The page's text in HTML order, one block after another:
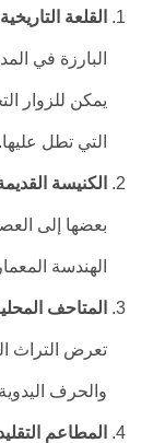
القلعة التاريخية
البارزة في
يمكن للزوار
التي تطل عليها.
الكنيسة
بعضها إلى
الهندسة
المتاحف
تعرض التراث
والحرف
المطاعم